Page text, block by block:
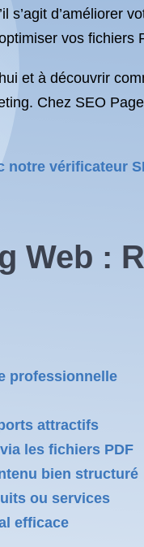
d’améliorer
vos
et à découvrir
Chez SEO
vérificateur
Web :
professionnelle
attractifs
les fichiers PDF
bien structuré
ou services
efficace